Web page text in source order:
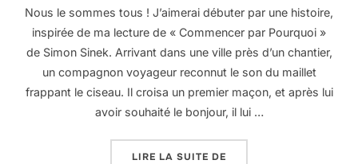
Nous le sommes tous ! J’aimerai débuter par une histoire,
inspirée de ma lecture de « Commencer par Pourquoi »
de Simon Sinek. Arrivant dans une ville près d’un chantier,
un compagnon voyageur reconnut le son du maillet
frappant le ciseau. Il croisa un premier maçon, et après lui
avoir souhaité le bonjour, il lui …
LIRE LA SUITE DE